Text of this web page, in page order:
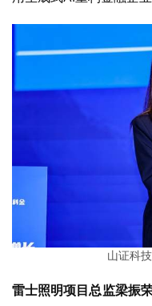
山证科
雷士照明项目总监梁振